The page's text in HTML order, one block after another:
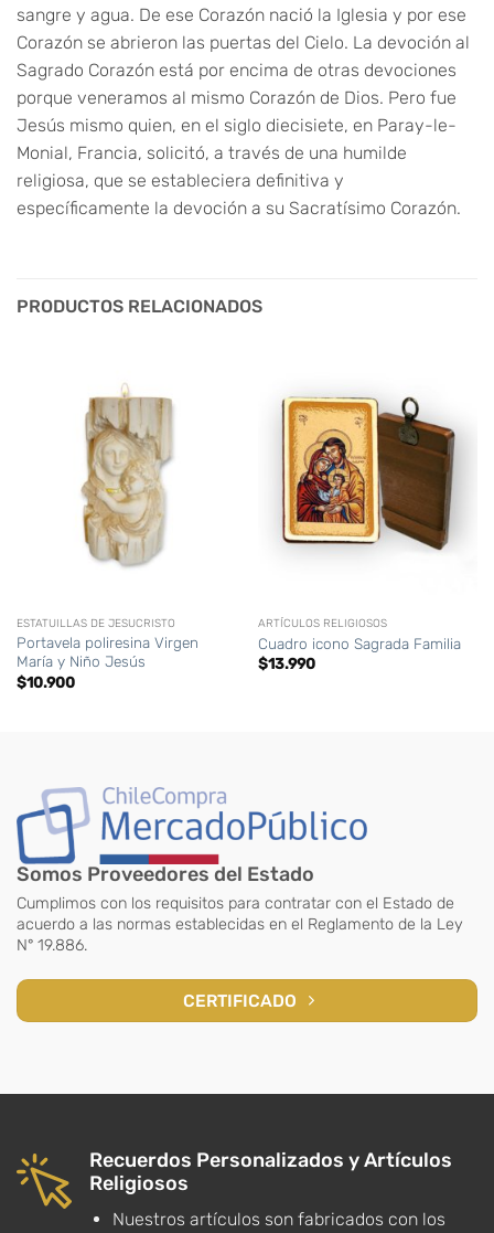
sangre y agua. De ese Corazón nació la Iglesia y por ese
Corazón se abrieron las puertas del Cielo. La devoción al
Sagrado Corazón está por encima de otras devociones
porque veneramos al mismo Corazón de Dios. Pero fue
Jesús mismo quien, en el siglo diecisiete, en Paray-le-
Monial, Francia, solicitó, a través de una humilde
religiosa, que se estableciera definitiva y
específicamente la devoción a su Sacratísimo Corazón.
PRODUCTOS RELACIONADOS
ESTATUILLAS DE JESUCRISTO
Portavela poliresina Virgen
María y Niño Jesús
$10.900
ARTÍCULOS RELIGIOSOS
Cuadro icono Sagrada Familia
$13.990
Somos Proveedores del Estado
Cumplimos con los requisitos para contratar con el Estado de
acuerdo a las normas establecidas en el Reglamento de la Ley
N° 19.886.
CERTIFICADO
Recuerdos Personalizados y Artículos
Religiosos
Nuestros artículos son fabricados con los